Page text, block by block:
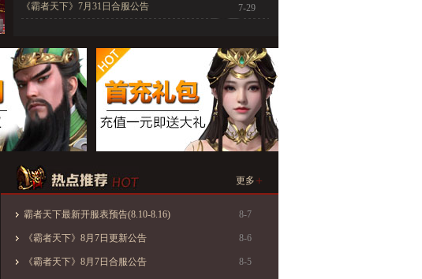
《霸者天下》7月31日合服公告 7-29
更多 +
霸者天下最新开服表预告(8.10-8.16) 8-7
《霸者天下》8月7日更新公告 8-6
《霸者天下》8月7日合服公告 8-5